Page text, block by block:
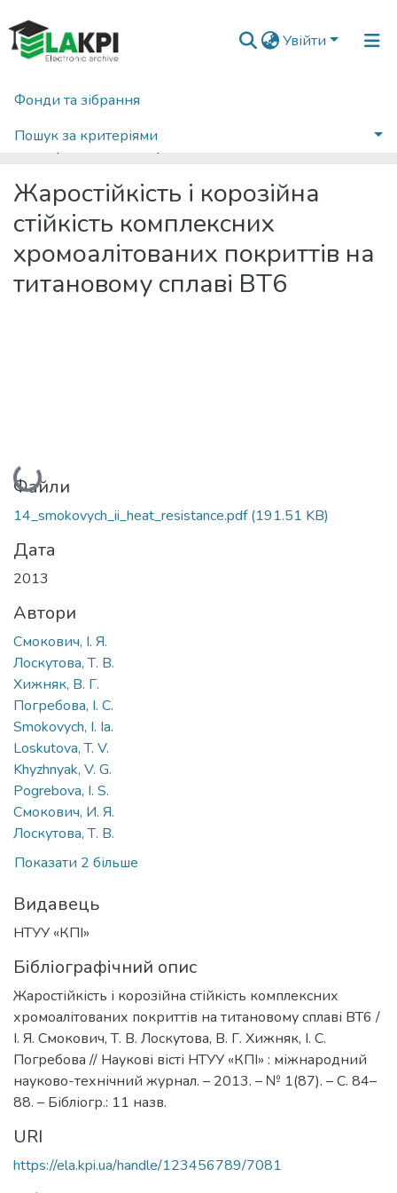
Увійти
Фонди та зібрання
Пошук за критеріями
Головна Наукова періодика
Жаростійкість і корозійна
стійкість комплексних
хромоалітованих покриттів на
титановому сплаві ВТ6
Вантажиться...
Файли
14_smokovych_ii_heat_resistance.pdf(191.51 KB)
Дата
2013
Автори
Смокович, І. Я.
Лоскутова, Т. В.
Хижняк, В. Г.
Погребова, І. С.
Smokovych, I. Ia.
Loskutova, T. V.
Khyzhnyak, V. G.
Pogrebova, I. S.
Смокович, И. Я.
Лоскутова, Т. В.
Показати 2 більше
Видавець
НТУУ «КПІ»
Бібліографічний опис
Жаростійкість і корозійна стійкість комплексних
хромоалітованих покриттів на титановому сплаві ВТ6 /
І. Я. Смокович, Т. В. Лоскутова, В. Г. Хижняк, І. С.
Погребова // Наукові вісті НТУУ «КПІ» : міжнародний
науково-технічний журнал. – 2013. – № 1(87). – С. 84–
88. – Бібліогр.: 11 назв.
URI
https://ela.kpi.ua/handle/123456789/7081